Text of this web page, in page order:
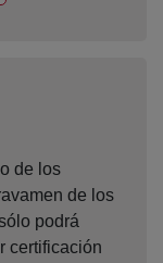
de los
de los
podrá
certificación